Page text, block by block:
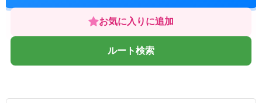
お気に入りに追加
ルート検索